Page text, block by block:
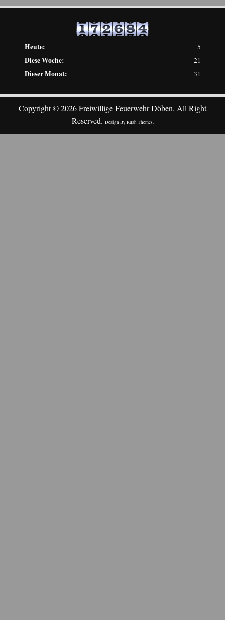
Heute: 5
Diese Woche: 21
Dieser Monat: 31
Copyright © 2026 Freiwillige Feuerwehr Döben. All Right
Reserved. Design By Rush Themes.